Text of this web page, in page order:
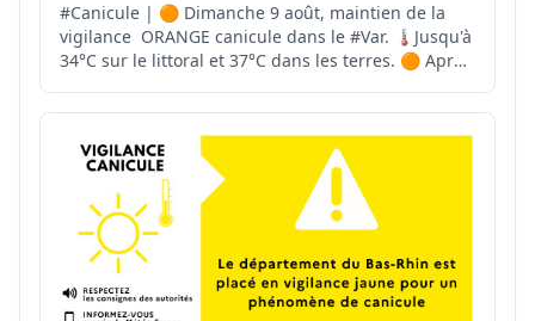
#Canicule | 🟠 Dimanche 9 août, maintien de la
vigilance ORANGE canicule dans le #Var. 🌡Jusqu'à
34°C sur le littoral et 37°C dans les terres. 🟠 Après
#Var est en vigilance ORANGE canicule depuis le 30
juillet. 📌 Retrouvez chaque jour, mati...